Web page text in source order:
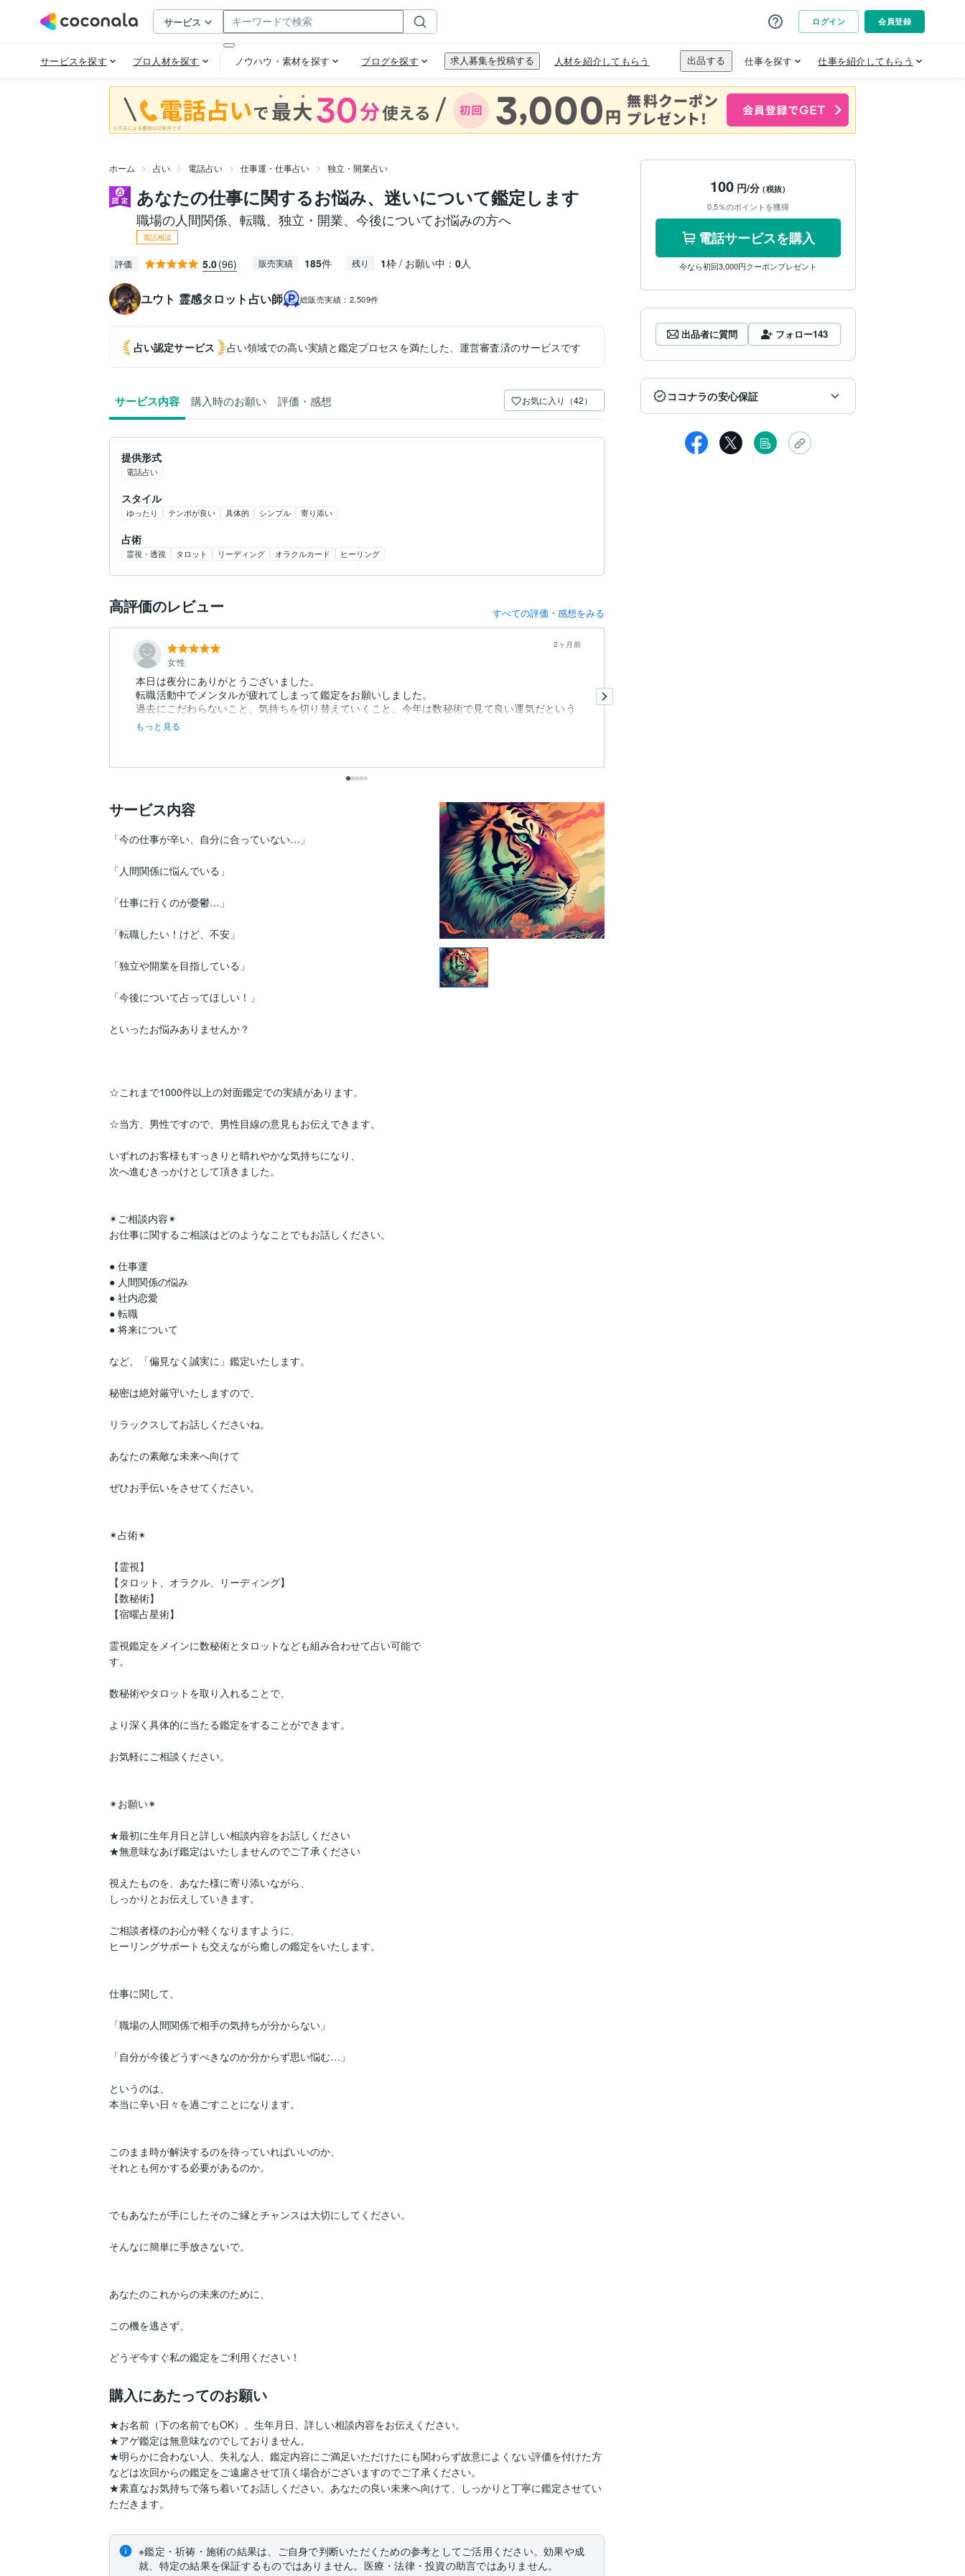
ホーム 占い 電話占い 仕事運・仕事占い 独立・開業占い
あなたの仕事に関するお悩み、迷いについて鑑定します
職場の人間関係、転職、独立・開業、今後についてお悩みの方へ
電話相談
評価 5.0(96) 販売実績 185件 残り 1枠 / お願い中： 0人
ユウト 霊感タロット占い師 総販売実績： 2,509件
占い認定サービス 占い領域での高い実績と鑑定プロセスを満たした、運営審査済のサービスです
サービス内容 購入時のお願い 評価・感想 お気に入り（42）
提供形式
電話占い
スタイル
ゆったり テンポが良い 具体的 シンプル 寄り添い
占術
霊視・透視 タロット リーディング オラクルカード ヒーリング
高評価のレビュー すべての評価・感想をみる
女性
2ヶ月前
本日は夜分にありがとうございました。
転職活動中でメンタルが疲れてしまって鑑定をお願いしました。
過去にこだわらないこと、気持ちを切り替えていくこと、今年は数秘術で見て良い運気だという
こと、アドバイスいただきありがとうございました。
もっと見る
サービス内容
「今の仕事が辛い、自分に合っていない…」
「人間関係に悩んでいる」
「仕事に行くのが憂鬱…」
「転職したい！けど、不安」
「独立や開業を目指している」
「今後について占ってほしい！」
といったお悩みありませんか？
☆これまで1000件以上の対面鑑定での実績があります。
☆当方、男性ですので、男性目線の意見もお伝えできます。
いずれのお客様もすっきりと晴れやかな気持ちになり、
次へ進むきっかけとして頂きました。
✴︎ご相談内容✴︎
お仕事に関するご相談はどのようなことでもお話しください。
● 仕事運
● 人間関係の悩み
● 社内恋愛
● 転職
● 将来について
など、「偏見なく誠実に」鑑定いたします。
秘密は絶対厳守いたしますので、
リラックスしてお話しくださいね。
あなたの素敵な未来へ向けて
ぜひお手伝いをさせてください。
✴︎占術✴︎
【霊視】
【タロット、オラクル、リーディング】
【数秘術】
【宿曜占星術】
霊視鑑定をメインに数秘術とタロットなども組み合わせて占い可能で
す。
数秘術やタロットを取り入れることで、
より深く具体的に当たる鑑定をすることができます。
お気軽にご相談ください。
✴︎お願い✴︎
★最初に生年月日と詳しい相談内容をお話しください
★無意味なあげ鑑定はいたしませんのでご了承ください
視えたものを、あなた様に寄り添いながら、
しっかりとお伝えしていきます。
ご相談者様のお心が軽くなりますように、
ヒーリングサポートも交えながら癒しの鑑定をいたします。
仕事に関して、
「職場の人間関係で相手の気持ちが分からない」
「自分が今後どうすべきなのか分からず思い悩む…」
というのは、
本当に辛い日々を過ごすことになります。
このまま時が解決するのを待っていればいいのか、
それとも何かする必要があるのか。
でもあなたが手にしたそのご縁とチャンスは大切にしてください。
そんなに簡単に手放さないで。
あなたのこれからの未来のために、
この機を逃さず、
購入にあたってのお願い
★お名前（下の名前でもOK）、生年月日、詳しい相談内容をお伝えください。
★アゲ鑑定は無意味なのでしておりません。
★明らかに合わない人、失礼な人、鑑定内容にご満足いただけたにも関わらず故意によくない評価を付けた方
などは次回からの鑑定をご遠慮させて頂く場合がございますのでご了承ください。
★素直なお気持ちで落ち着いてお話しください。あなたの良い未来へ向けて、しっかりと丁寧に鑑定させてい
ただきます。
※鑑定・祈祷・施術の結果は、ご自身で判断いただくための参考としてご活用ください。効果や成
就、特定の結果を保証するものではありません。医療・法律・投資の助言ではありません。
100 円/分(税抜)
0.5％のポイントを獲得
電話サービスを購入
今なら初回3,000円クーポンプレゼント
出品者に質問 フォロー143
ココナラの安心保証